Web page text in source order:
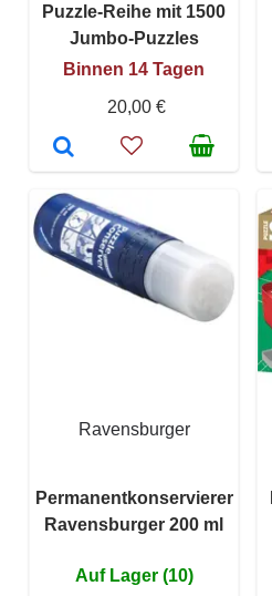
Puzzle-Reihe mit 1500
Jumbo-Puzzles
Binnen 14 Tagen
20,00 €
Ravensburger
Permanentkonservierer
Ravensburger 200 ml
Auf Lager (10)